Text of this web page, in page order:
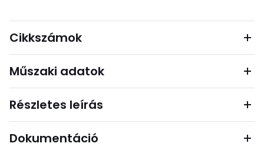
Cikkszámok
Műszaki adatok
Részletes leírás
Dokumentáció